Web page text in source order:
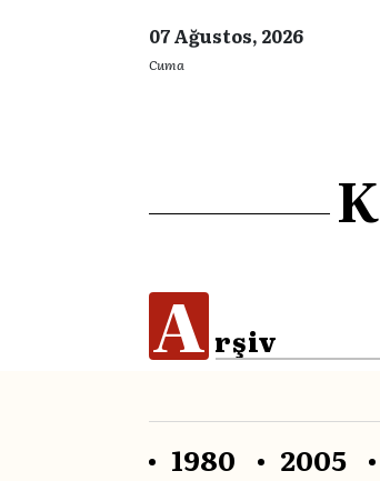
07 Ağustos, 2026
Cuma
K
A rşiv
1980 2005